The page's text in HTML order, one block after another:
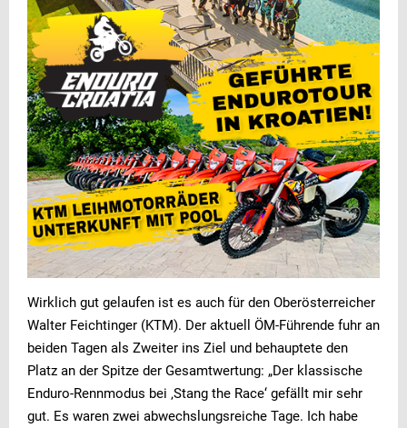
Wirklich gut gelaufen ist es auch für den Oberösterreicher
Walter Feichtinger (KTM). Der aktuell ÖM-Führende fuhr an
beiden Tagen als Zweiter ins Ziel und behauptete den
Platz an der Spitze der Gesamtwertung: „Der klassische
Enduro-Rennmodus bei ‚Stang the Race‘ gefällt mir sehr
gut. Es waren zwei abwechslungsreiche Tage. Ich habe